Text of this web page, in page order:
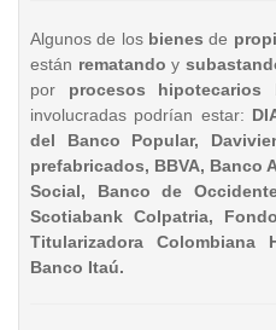
Algunos de los bienesde
están rematando y
por procesos hipotecarios
involucradas podrían estar:
del Banco Popular,
prefabricados, BBVA, Banco
Social, Banco de
Scotiabank Colpatria,
Titularizadora Colombiana
Banco Itaú.